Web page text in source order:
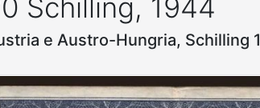
Schilling, 1944
e Austro-Hungria, Schilling